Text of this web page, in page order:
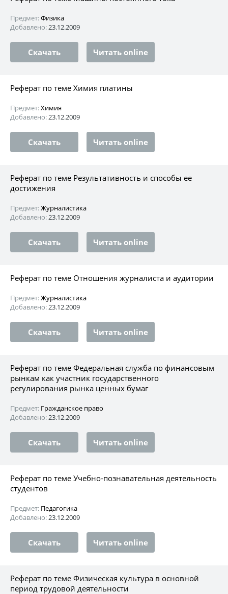
Предмет:Физика
Добавлено:23.12.2009
Скачать Читать online
Реферат по теме Химия платины
Предмет:Химия
Добавлено:23.12.2009
Скачать Читать online
Реферат по теме Результативность и способы ее
достижения
Предмет:Журналистика
Добавлено:23.12.2009
Скачать Читать online
Реферат по теме Отношения журналиста и аудитории
Предмет:Журналистика
Добавлено:23.12.2009
Скачать Читать online
Реферат по теме Федеральная служба по финансовым
рынкам как участник государственного
регулирования рынка ценных бумаг
Предмет: Гражданское право
Добавлено:23.12.2009
Скачать Читать online
Реферат по теме Учебно-познавательная деятельность
студентов
Предмет: Педагогика
Добавлено:23.12.2009
Скачать Читать online
Реферат по теме Физическая культура в основной
период трудовой деятельности